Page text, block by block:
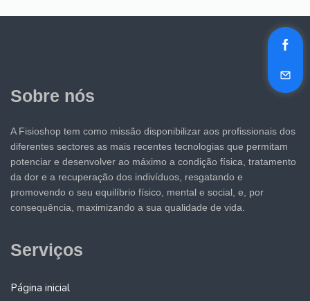
Sobre nós
A Fisioshop tem como missão disponibilizar aos profissionais dos
diferentes sectores as mais recentes tecnologias que permitam
potenciar e desenvolver ao máximo a condição física, tratamento
da dor e a recuperação dos indivíduos, resgatando e
promovendo o seu equilíbrio físico, mental e social, e, por
consequência, maximizando a sua qualidade de vida.
Serviços
Página inicial